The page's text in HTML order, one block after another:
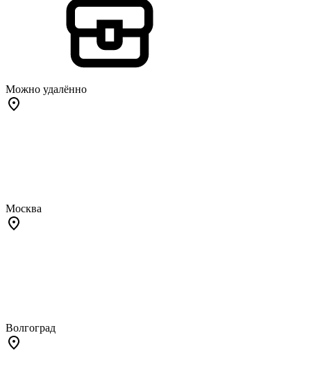
Можно удалённо
Москва
Волгоград